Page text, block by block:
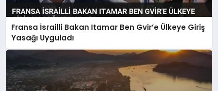
Fransa İsrailli Bakan Itamar Ben Gvir’e Ülkeye Giriş
Yasağı Uyguladı